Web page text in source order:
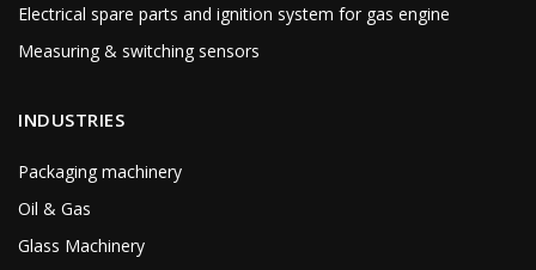
Electrical spare parts and ignition system for gas engine
Measuring & switching sensors
INDUSTRIES
Packaging machinery
Oil & Gas
Glass Machinery